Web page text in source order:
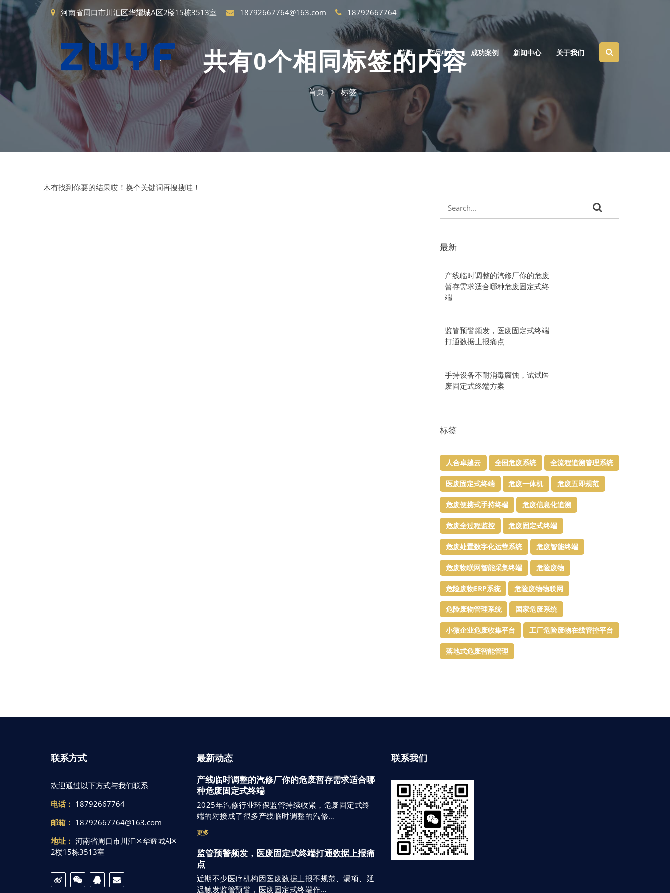
河南省周口市川汇区华耀城A区2楼15栋3513室 18792667764@163.com 18792667764
首页 产品中心 成功案例 新闻中心 关于我们
共有0个相同标签的内容
首页 标签
木有找到你要的结果哎！换个关键词再搜搜哇！
最新
产线临时调整的汽修厂你的危废
暂存需求适合哪种危废固定式终
端
监管预警频发，医废固定式终端
打通数据上报痛点
手持设备不耐消毒腐蚀，试试医
废固定式终端方案
标签
人合卓越云 全国危废系统 全流程追溯管理系统
医废固定式终端 危废一体机 危废五即规范
危废便携式手持终端 危废信息化追溯
危废全过程监控 危废固定式终端
危废处置数字化运营系统 危废智能终端
危废物联网智能采集终端 危险废物
危险废物ERP系统 危险废物物联网
危险废物管理系统 国家危废系统
小微企业危废收集平台 工厂危险废物在线管控平台
落地式危废智能管理
联系方式
欢迎通过以下方式与我们联系
电话： 18792667764
邮箱： 18792667764@163.com
地址： 河南省周口市川汇区华耀城A区
2楼15栋3513室
最新动态
产线临时调整的汽修厂你的危废暂存需求适合哪
种危废固定式终端
2025年汽修行业环保监管持续收紧，危废固定式终
端的对接成了很多产线临时调整的汽修…
更多
监管预警频发，医废固定式终端打通数据上报痛
点
近期不少医疗机构因医废数据上报不规范、漏项、延
迟触发监管预警，医废固定式终端作…
联系我们